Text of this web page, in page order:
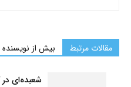
مقالات مرتبط بیش از نویسنده
شعبده‌ای